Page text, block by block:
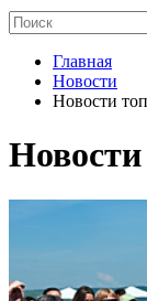
Главная
Новости
Новости
Новости